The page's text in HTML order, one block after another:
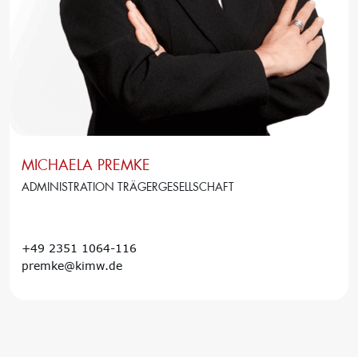
MICHAELA PREMKE
ADMINISTRATION TRÄGERGESELLSCHAFT
+49 2351 1064-116
premke@kimw.de